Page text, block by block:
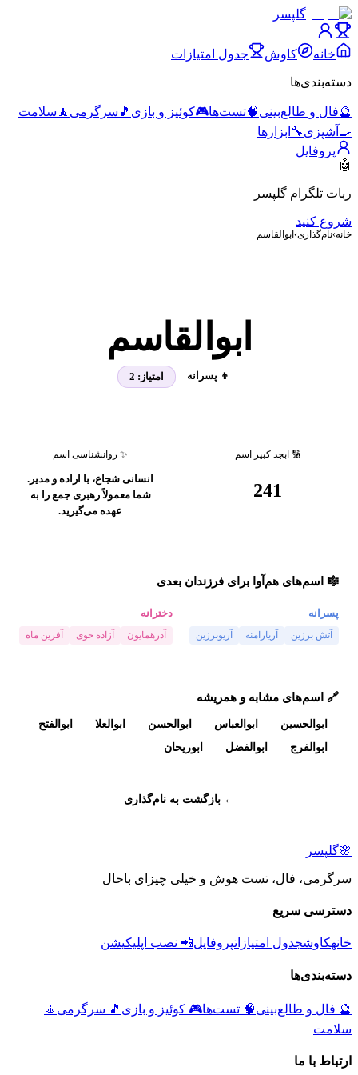
گلپسر
خانه کاوش جدول امتیازات
دسته‌بندی‌ها
🔮فال و طالع‌بینی🧠تست‌ها🎮کوئیز و بازی 🎵 سرگرمی 🧘 سلامت
🍳 آشپزی🔧 ابزارها
پروفایل
🤖
ربات تلگرام گلپسر
شروع کنید
خانه›نام‌گذاری› ابوالقاسم
ابوالقاسم
👦 پسرانه امتیاز: 2
🔢 ابجد کبیر اسم
241
✨ روانشناسی اسم
انسانی شجاع، با اراده و مدیر.
شما معمولاً رهبری جمع را به
عهده می‌گیرید.
🎼 اسم‌های هم‌آوا برای فرزندان بعدی
پسرانه
آتش برزین آریارامنه آریوبرزین
دخترانه
آذرهمایون آزاده خوی آفرین ماه
🔗 اسم‌های مشابه و همریشه
ابوالحسین ابوالعباس ابوالحسن ابوالعلا
ابوالفتح
ابوالفرج
ابوالفضل ابوریحان
← بازگشت به نام‌گذاری
🌸گلپسر
سرگرمی، فال، تست هوش و خیلی چیزای باحال
دسترسی سریع
خانهکاوشجدول امتیازاتپروفایل📲 نصب اپلیکیشن
دسته‌بندی‌ها
🔮 فال و طالع‌بینی🧠 تست‌ها🎮 کوئیز و بازی 🎵 سرگرمی 🧘
سلامت
ارتباط با ما